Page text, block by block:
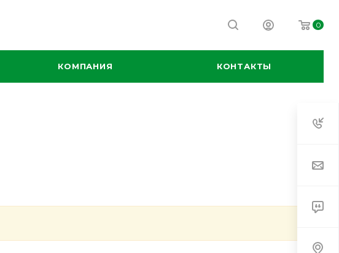
0
КОМПАНИЯ КОНТАКТЫ